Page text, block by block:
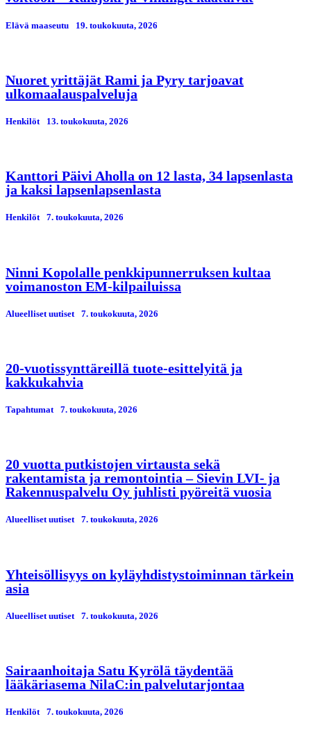
Elävä maaseutu 19. toukokuuta, 2026
Nuoret yrittäjät Rami ja Pyry tarjoavat
ulkomaalauspalveluja
Henkilöt 13. toukokuuta, 2026
Kanttori Päivi Aholla on 12 lasta, 34 lapsenlasta
ja kaksi lapsenlapsenlasta
Henkilöt 7. toukokuuta, 2026
Ninni Kopolalle penkkipunnerruksen kultaa
voimanoston EM-kilpailuissa
Alueelliset uutiset 7. toukokuuta, 2026
20-vuotissynttäreillä tuote-esittelyitä ja
kakkukahvia
Tapahtumat 7. toukokuuta, 2026
20 vuotta putkistojen virtausta sekä
rakentamista ja remontointia – Sievin LVI- ja
Rakennuspalvelu Oy juhlisti pyöreitä vuosia
Alueelliset uutiset 7. toukokuuta, 2026
Yhteisöllisyys on kyläyhdistystoiminnan tärkein
asia
Alueelliset uutiset 7. toukokuuta, 2026
Sairaanhoitaja Satu Kyrölä täydentää
lääkäriasema NilaC:in palvelutarjontaa
Henkilöt 7. toukokuuta, 2026